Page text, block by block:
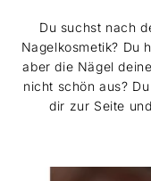
Du suchst nach
Nagelkosmetik? Du
aber die Nägel
nicht schön aus?
dir zur Seite